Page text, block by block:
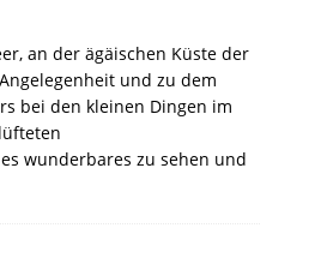
an der ägäischen Küste der
und zu dem
bei den kleinen Dingen im
wunderbares zu sehen und